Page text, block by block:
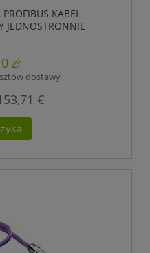
KABEL
JEDNOSTRONNIE
M23, 12 POLOWY.,
zł
dostawy
€